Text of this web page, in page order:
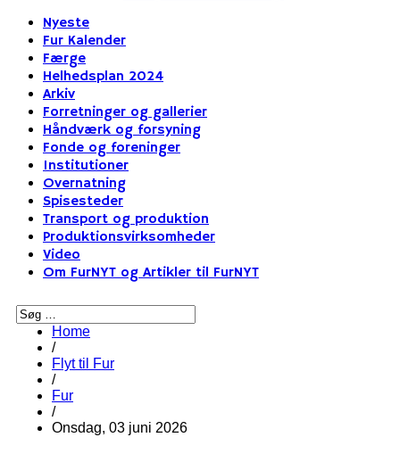
Nyeste
Fur Kalender
Færge
Helhedsplan 2024
Arkiv
Forretninger og gallerier
Håndværk og forsyning
Fonde og foreninger
Institutioner
Overnatning
Spisesteder
Transport og produktion
Produktionsvirksomheder
Video
Om FurNYT og Artikler til FurNYT
Home
/
Flyt til Fur
/
Fur
/
Onsdag, 03 juni 2026